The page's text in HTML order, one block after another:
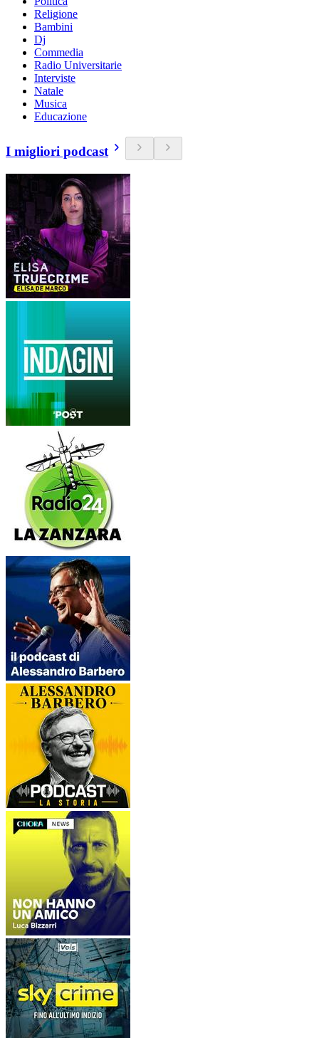
Religione
Bambini
Dj
Commedia
Radio Universitarie
Interviste
Natale
Musica
Educazione
I migliori podcast